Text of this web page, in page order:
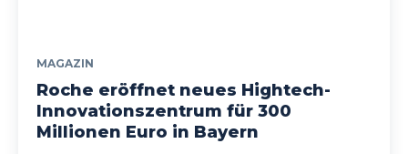
MAGAZIN
Roche eröffnet neues Hightech-
Innovationszentrum für 300
Millionen Euro in Bayern